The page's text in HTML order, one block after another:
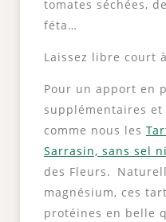
tomates séchées,
féta…
Laissez libre court
Pour un apport en
supplémentaires
comme nous les
Sarrasin, sans sel
des Fleurs.
magnésium, ces
protéines en belle